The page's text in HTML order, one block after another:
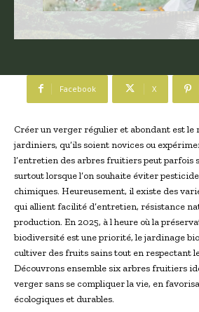
Facebook X
Créer un verger régulier et abondant est le
jardiniers, qu’ils soient novices ou
l’entretien des arbres fruitiers peut parfois
surtout lorsque l’on souhaite éviter
chimiques. Heureusement, il existe des
qui allient facilité d’entretien, résistance
production. En 2025, à l heure où la
biodiversité est une priorité, le jardinage
cultiver des fruits sains tout en respectant
Découvrons ensemble six arbres fruitiers
verger sans se compliquer la vie, en
écologiques et durables.